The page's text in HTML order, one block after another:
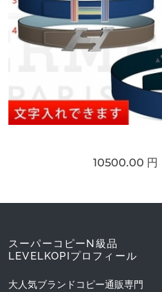
10500.00 円
スーパーコピーN級品
LEVELKOPIプロフィール
大人気ブランドコピー通販専門